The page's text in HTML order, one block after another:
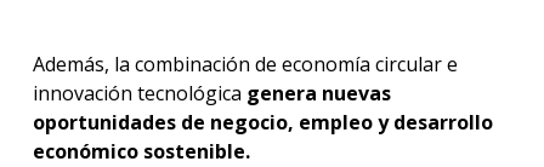
Además, la combinación de economía circular e
innovación tecnológica genera nuevas
oportunidades de negocio, empleo y desarrollo
económico sostenible.